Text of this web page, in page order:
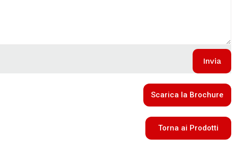
Scarica la Brochure
Torna ai Prodotti